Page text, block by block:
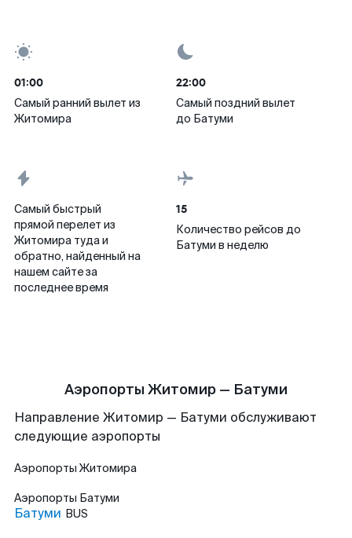
01:00
Самый ранний вылет из
Житомира
22:00
Самый поздний вылет
до Батуми
Самый быстрый
прямой перелет из
Житомира туда и
обратно, найденный на
нашем сайте за
последнее время
15
Количество рейсов до
Батуми в неделю
Аэропорты Житомир — Батуми
Направление Житомир — Батуми обслуживают
следующие аэропорты
Аэропорты Житомира
Аэропорты Батуми
Батуми BUS